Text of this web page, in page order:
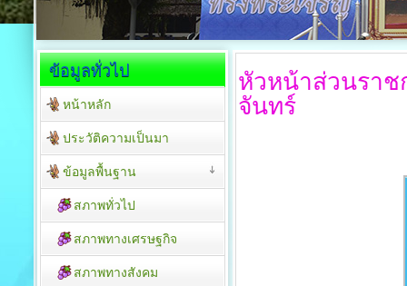
หัวหน้าส่วนราช
จันทร์
ข้อมูลทั่วไป
หน้าหลัก
ประวัติความเป็นมา
ข้อมูลพื้นฐาน
สภาพทั่วไป
สภาพทางเศรษฐกิจ
สภาพทางสังคม